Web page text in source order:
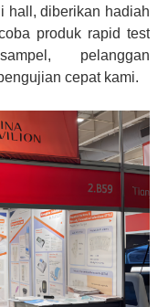
hall, diberikan hadiah
produk rapid test
pelanggan
cepat kami.